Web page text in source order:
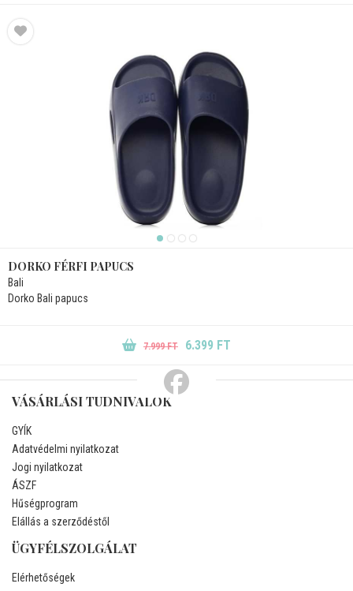
DORKO FÉRFI PAPUCS
Bali
Dorko Bali papucs
7.999 FT 6.399 FT
VÁSÁRLÁSI TUDNIVALÓK
GYÍK
Adatvédelmi nyilatkozat
Jogi nyilatkozat
ÁSZF
Hűségprogram
Elállás a szerződéstől
ÜGYFÉLSZOLGÁLAT
Elérhetőségek